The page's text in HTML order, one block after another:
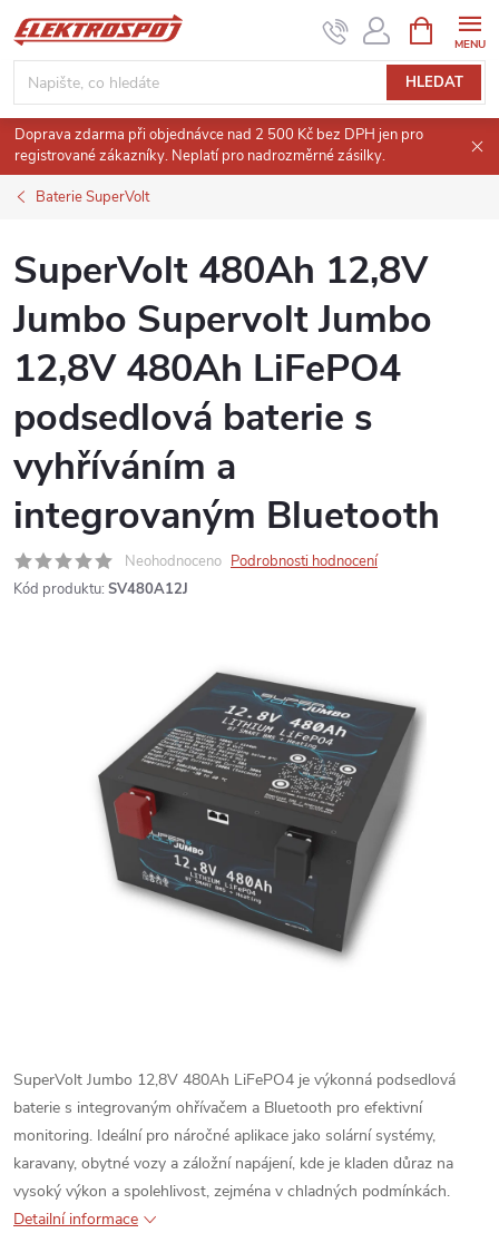
Přejít
na
obsah
HLEDAT
NÁKUPNÍ
KOŠÍK
Doprava zdarma při objednávce nad 2 500 Kč bez DPH jen pro
registrované zákazníky. Neplatí pro nadrozměrné zásilky.
Baterie SuperVolt
SuperVolt 480Ah 12,8V
Jumbo Supervolt Jumbo
12,8V 480Ah LiFePO4
podsedlová baterie s
vyhříváním a
integrovaným Bluetooth
Neohodnoceno Podrobnosti hodnocení
Kód produktu: SV480A12J
SuperVolt Jumbo 12,8V 480Ah LiFePO4 je výkonná podsedlová
baterie s integrovaným ohřívačem a Bluetooth pro efektivní
monitoring. Ideální pro náročné aplikace jako solární systémy,
karavany, obytné vozy a záložní napájení, kde je kladen důraz na
vysoký výkon a spolehlivost, zejména v chladných podmínkách.
Detailní informace